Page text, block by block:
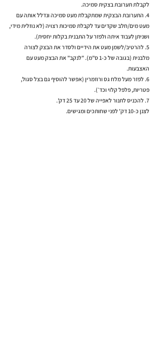
לקבלת תערובת בצקית סמיכה.
4. התערובת הבצקית שמתקבלת מעט סמיכה ונדלל אותה עם
מעט מים/חלב שקדים עד לקבלת סמיכות רצויה (לא נוזלית מידי,
ושניתן לעבוד איתה ולפזר על התבנית בקלות יחסית).
5. להרטיב/לשמן מעט את הידיים ולסדר את הבצק לצורה
מלבנית (בגובה של כ-1 ס"מ). "לנקב" את הבצק מעט עם
האצבעות.
6. לפזר מעל מלח גס ורוזמרין (אפשר להוסיף גם בצל סגול,
פטריות, פלפל קלוי וכד׳).
7. להכניס לתנור לאפייה של 20 עד 25 דק'.
לצנן כ-10 דק' לפני שחותכים ומגישים.